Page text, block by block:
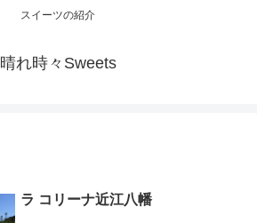
スイーツの紹介
晴れ時々Sweets
ラ コリーナ近江八幡